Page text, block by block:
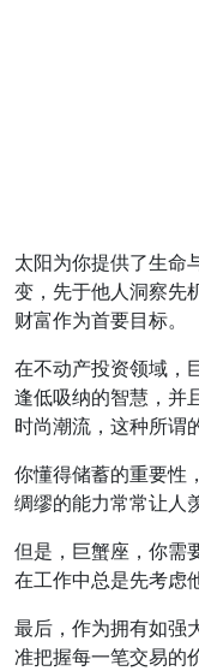
太阳为你提供了生命
变，先于他人洞察先
财富作为首要目标。
在不动产投资领域，
逢低吸纳的智慧，并
时尚潮流，这种所谓
你懂得储蓄的重要性
绸缪的能力常常让人
但是，巨蟹座，你需
在工作中总是先考虑
最后，作为拥有如强
准把握每一笔交易的